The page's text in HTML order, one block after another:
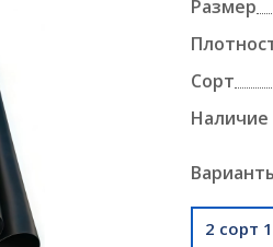
ТЕРМОЭТИКЕТКИ И РИББОНЫ
ДЛЯ УПАКОВКИ
Размер
Сорт
Наличие
2 сорт